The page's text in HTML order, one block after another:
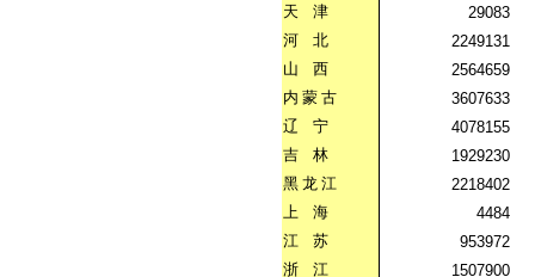
天
津
29083
河
北
2249131
山
西
2564659
内 蒙 古
3607633
辽
宁
4078155
吉
林
1929230
黑 龙 江
2218402
上
海
4484
江
苏
953972
浙
江 1507900